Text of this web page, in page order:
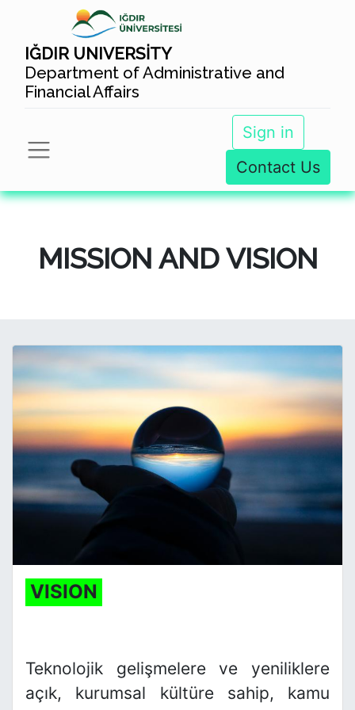
IĞDIR UNIVERSİTY
Department of Administrative and
Financial Affairs
Sign in
Contact Us
MISSION AND VISION
VISION
Teknolojik gelişmelere ve yeniliklere
açık, kurumsal kültüre sahip, kamu